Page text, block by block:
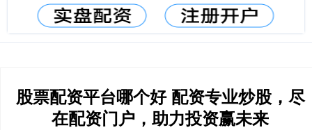
股票配资平台哪个好 配资专业炒股，尽
在配资门户，助力投资赢未来